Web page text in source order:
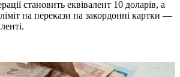
становить еквівалент 10 доларів, а
на перекази на закордонні картки —